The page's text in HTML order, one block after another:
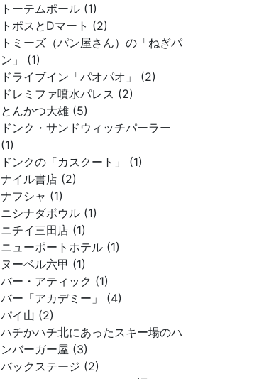
トーテムポール (1)
トポスとDマート (2)
トミーズ（パン屋さん）の「ねぎパ
ン」 (1)
ドライブイン「パオパオ」 (2)
ドレミファ噴水パレス (2)
とんかつ大雄 (5)
ドンク・サンドウィッチパーラー
(1)
ドンクの「カスクート」 (1)
ナイル書店 (2)
ナフシャ (1)
ニシナダボウル (1)
ニチイ三田店 (1)
ニューポートホテル (1)
ヌーベル六甲 (1)
バー・アティック (1)
バー「アカデミー」 (4)
パイ山 (2)
ハチかハチ北にあったスキー場のハ
ンバーガー屋 (3)
バックステージ (2)